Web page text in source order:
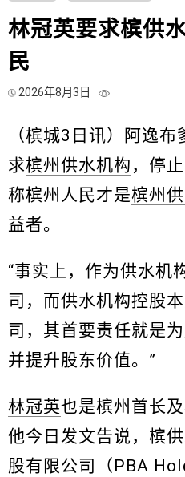
林冠英要求槟供
民
2026年8月3日
（槟城3日讯）阿逸布
求槟州供水机构 ，停
称槟州人民才是槟州
益者。
“事实上，作为供水机
司，而供水机构控股
司，其首要责任就是
并提升股东价值。”
林冠英也是槟州首长
他今日发文告说，槟
股有限公司（PBA